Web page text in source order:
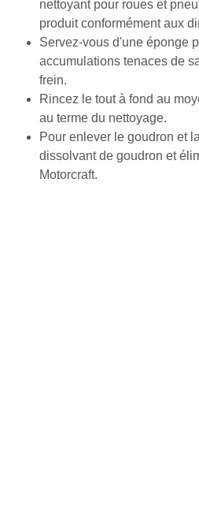
nettoyant pour roues et
produit conformément aux
Servez-vous d'une éponge
accumulations tenaces de
frein.
Rincez le tout à fond au
au terme du nettoyage.
Pour enlever le goudron et
dissolvant de goudron et
Motorcraft.